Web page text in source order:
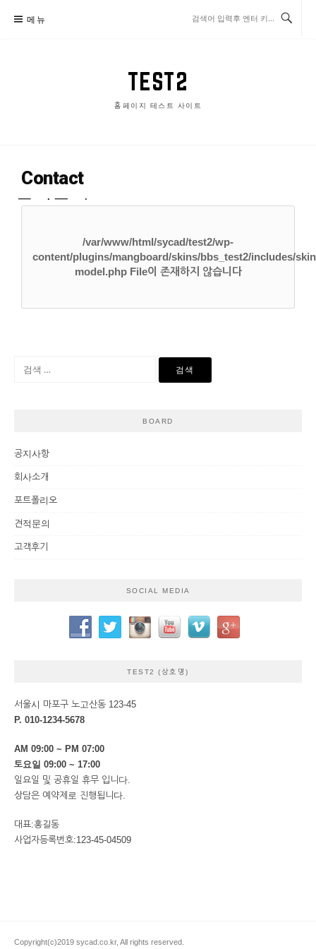
메뉴
TEST2
홈페이지 테스트 사이트
견적문의
Contact
/var/www/html/sycad/test2/wp-
content/plugins/mangboard/skins/bbs_test2/includes/
model.php File이 존재하지 않습니다
BOARD
공지사항
회사소개
포트폴리오
견적문의
고객후기
SOCIAL MEDIA
TEST2 (상호명)
서울시 마포구 노고산동 123-45
P. 010-1234-5678
AM 09:00 ~ PM 07:00
토요일 09:00 ~ 17:00
일요일 및 공휴일 휴무 입니다.
상담은 예약제로 진행됩니다.
대표:홍길동
사업자등록번호:123-45-04509